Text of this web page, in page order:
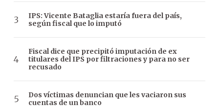
IPS: Vicente Bataglia estaría fuera del país,
según fiscal que lo imputó
Fiscal dice que precipitó imputación de ex
titulares del IPS por filtraciones y para no ser
recusado
Dos víctimas denuncian que les vaciaron sus
cuentas de un banco